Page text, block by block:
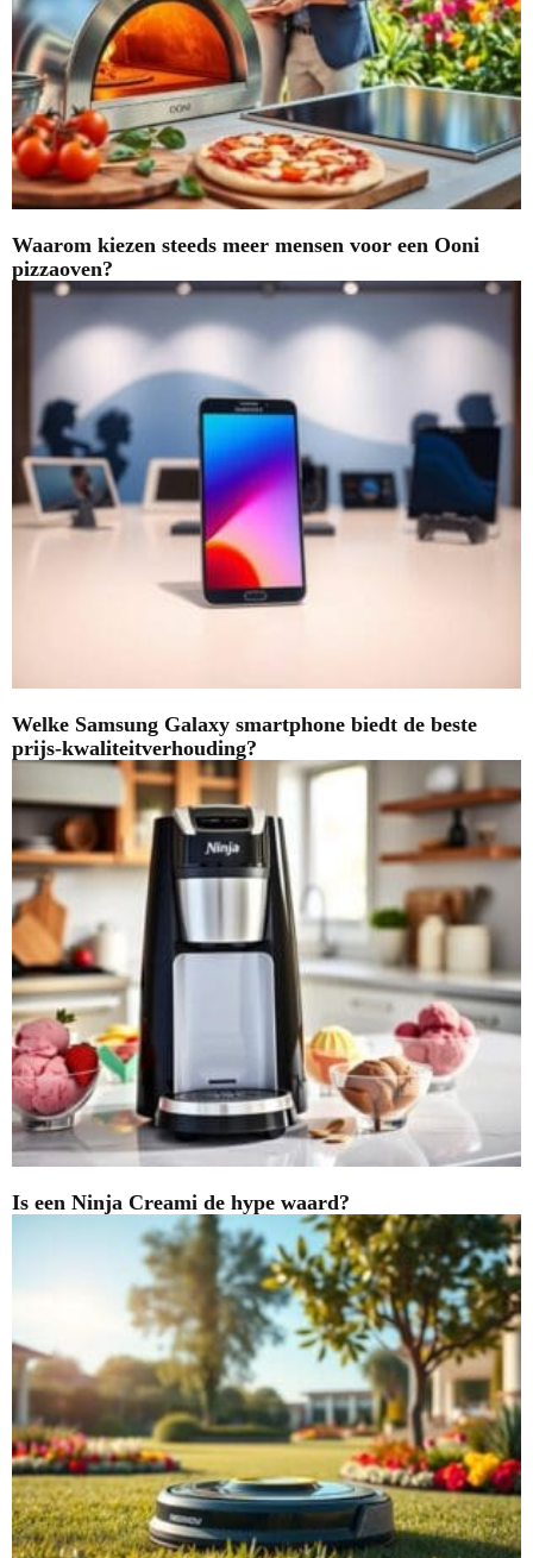
Waarom kiezen steeds meer mensen voor een Ooni
pizzaoven?
Welke Samsung Galaxy smartphone biedt de beste
prijs-kwaliteitverhouding?
Is een Ninja Creami de hype waard?